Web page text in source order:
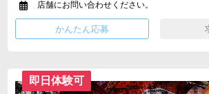
店舗にお問い合わせください。
即日体験可